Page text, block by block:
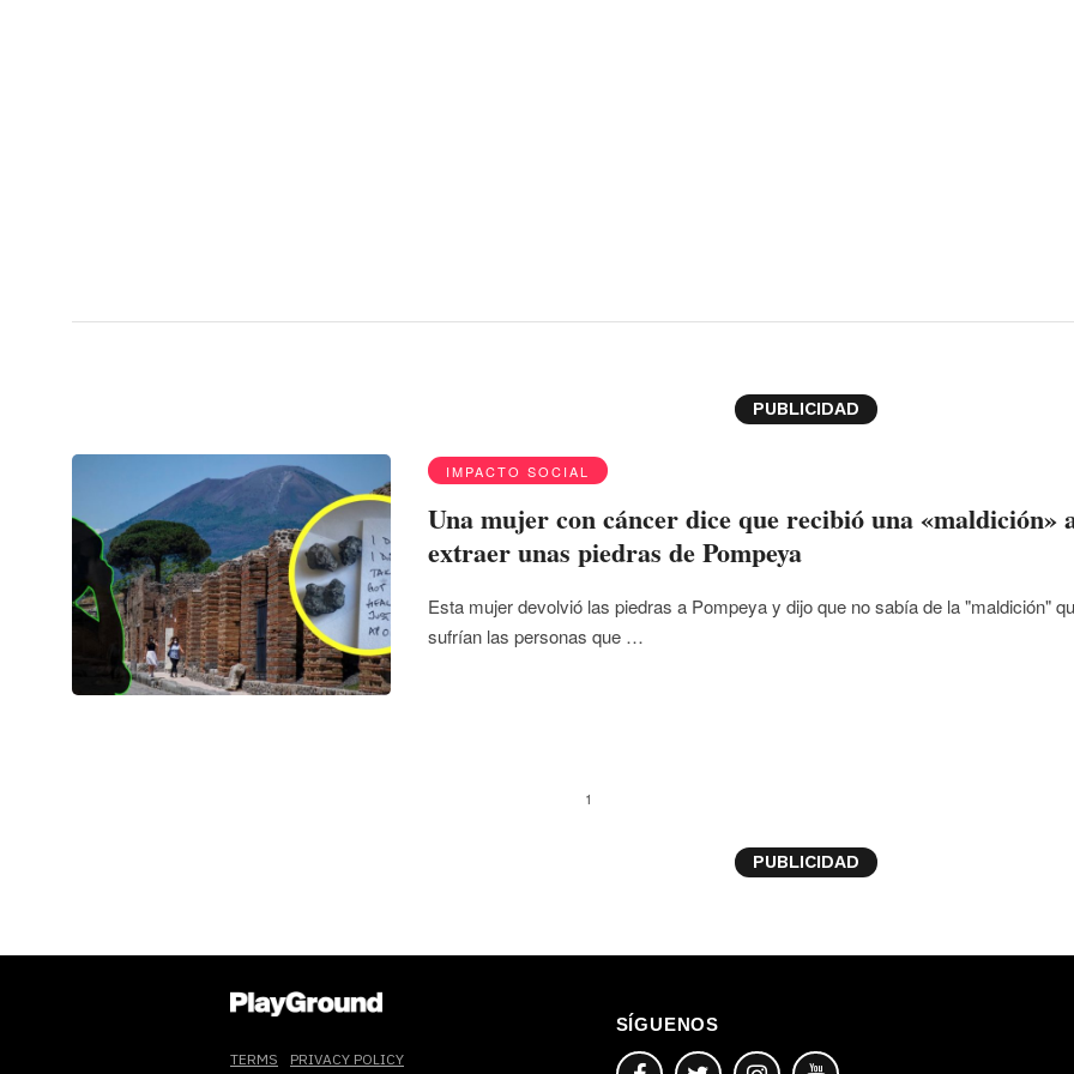
PUBLICIDAD
IMPACTO SOCIAL
Una mujer con cáncer dice que recibió una «maldición»
extraer unas piedras de Pompeya
Esta mujer devolvió las piedras a Pompeya y dijo que no sabía de la "maldición"
sufrían las personas que …
1
PUBLICIDAD
TERMS PRIVACY POLICY
SÍGUENOS